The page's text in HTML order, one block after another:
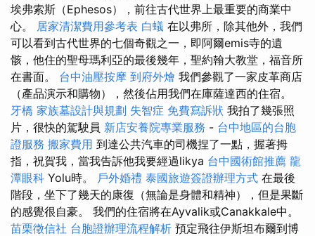
埃弗索斯（Ephesos），前往古代世界上最重要的商業中
心。 居家清潔費用參考表 白蟻 在以弗所，除其他外，我們
可以看到古代世界的七個奇觀之一，即阿爾emis寺的遺
骸，他住的聖母瑪利亞的最後幾年，聖約翰大教堂，福音所
在書面。 台中油壓按摩 到府外燴 我們參觀了一家皮革商店
（產品演示和購物），然後佔用我們在庫薩達西的住宿。
牙橋 家族墓設計與規劃 失智症 免費寫訴狀 我拍了幾張照
片，很快的駕駛員 新店安養院專業服務 - 台中地區的台胞
證服務 搬家費用 到達公共汽車的司機捏了一點，握著拇
指，祝賀我，當我告訴他我要經過likya 台中國術館推薦 龍
潭眼科 Yolu時。 戶外婚禮 泰國旅遊簽證辦理方式 在最後
階段，坐下了幾天的康復（無論是身體和精神），但是果斷
的感覺很自豪。 我們的住宿將在Ayvalik或Canakkale中。
苗栗徵信社 台胞證辦理流程解析 預定飛往伊斯坦布爾到博